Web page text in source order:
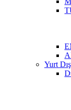
Yurt